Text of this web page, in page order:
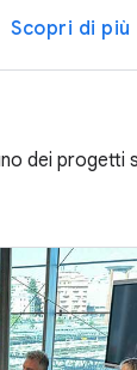
Scopri di più
dei progetti